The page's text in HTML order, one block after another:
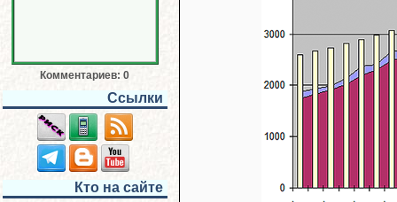
Комментариев: 0
Ссылки
Кто на сайте